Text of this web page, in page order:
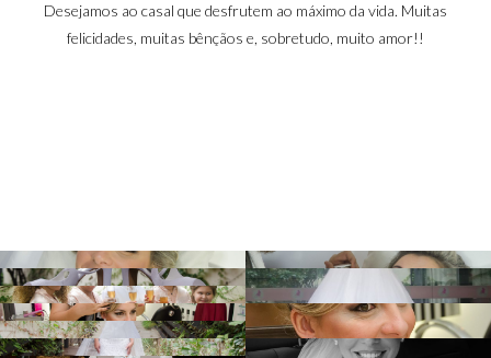
Desejamos ao casal que desfrutem ao máximo da vida. Muitas
felicidades, muitas bênçãos e, sobretudo, muito amor!!